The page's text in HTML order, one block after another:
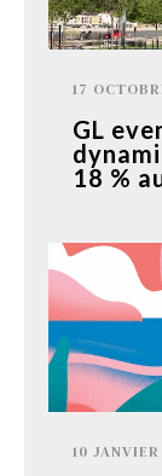
17
GL
18 %
10